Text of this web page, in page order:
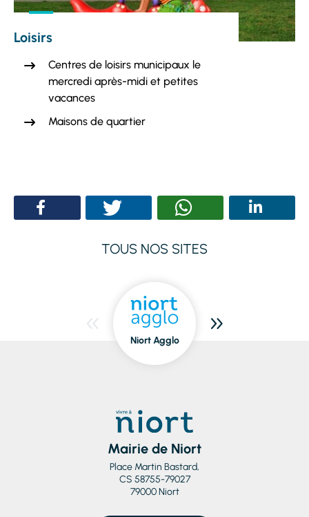
Loisirs
Centres de loisirs municipaux le
mercredi après-midi et petites
vacances
Maisons de quartier
TOUS NOS SITES
Niort Agglo
Mairie de Niort
Place Martin Bastard,
CS 58755-79027
79000 Niort